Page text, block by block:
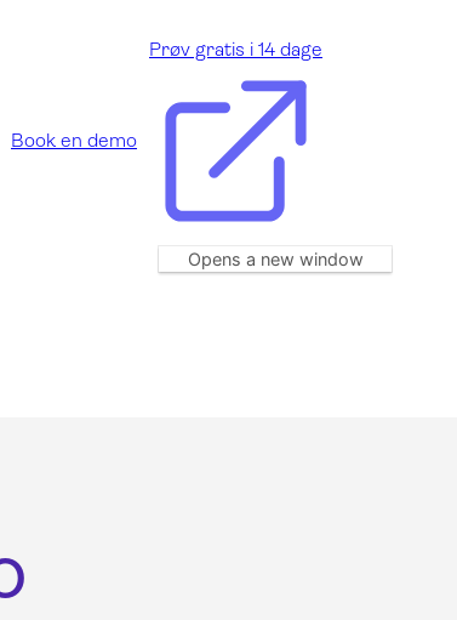
Book en demo
Prøv gratis i 14 dage
Opens a new window